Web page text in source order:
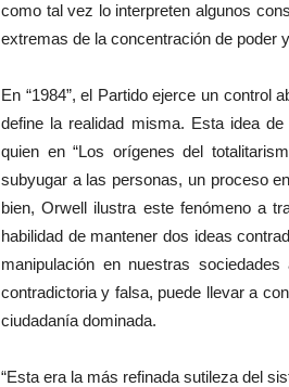
como tal vez lo interpreten algunos
extremas de la concentración de poder
En “1984”, el Partido ejerce un control
define la realidad misma. Esta idea
quien en “Los orígenes del
subyugar a las personas, un proceso
bien, Orwell ilustra este fenómeno a
habilidad de mantener dos ideas
manipulación en nuestras
contradictoria y falsa, puede llevar a
ciudadanía dominada.
“Esta era la más refinada sutileza del